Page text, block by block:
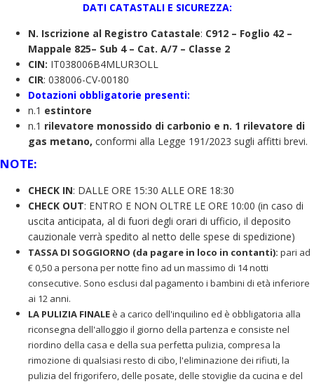
DATI CATASTALI E SICUREZZA:
N. Iscrizione al Registro Catastale: C912 – Foglio 42 –
Mappale 825– Sub 4 – Cat. A/7 – Classe 2
CIN: IT038006B4MLUR3OLL
CIR: 038006-CV-00180
Dotazioni obbligatorie presenti:
n.1 estintore
n.1 rilevatore monossido di carbonio e n. 1 rilevatore di
gas metano, conformi alla Legge 191/2023 sugli affitti brevi.
NOTE:
CHECK IN: DALLE ORE 15:30 ALLE ORE 18:30
CHECK OUT: ENTRO E NON OLTRE LE ORE 10:00 (in caso di
uscita anticipata, al di fuori degli orari di ufficio, il deposito
cauzionale verrà spedito al netto delle spese di spedizione)
TASSA DI SOGGIORNO (da pagare in loco in contanti): pari ad
€ 0,50 a persona per notte fino ad un massimo di 14 notti
consecutive. Sono esclusi dal pagamento i bambini di età inferiore
ai 12 anni.
LA PULIZIA FINALEè a carico dell'inquilino ed è obbligatoria alla
riconsegna dell'alloggio il giorno della partenza e consiste nel
riordino della casa e della sua perfetta pulizia, compresa la
rimozione di qualsiasi resto di cibo, l'eliminazione dei rifiuti, la
pulizia del frigorifero, delle posate, delle stoviglie da cucina e del